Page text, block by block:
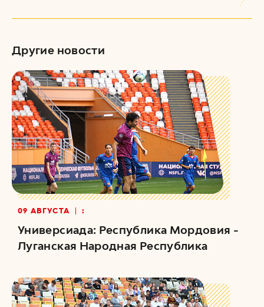
Другие новости
09 АВГУСТА :
Универсиада: Республика Мордовия -
Луганская Народная Республика